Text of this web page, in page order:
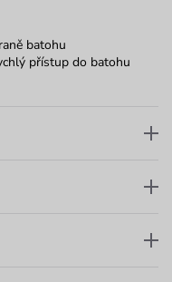
batohu
přístup do batohu